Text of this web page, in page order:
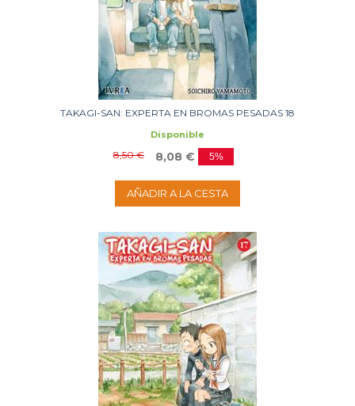
TAKAGI-SAN: EXPERTA EN BROMAS PESADAS 18
Disponible
8,50 € 8,08 € 5%
AÑADIR A LA CESTA